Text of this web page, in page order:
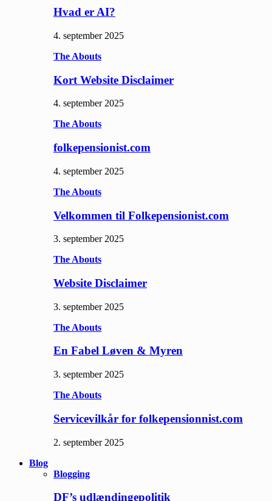
Hvad er AI?
4. september 2025
The Abouts
Kort Website Disclaimer
4. september 2025
The Abouts
folkepensionist.com
4. september 2025
The Abouts
Velkommen til Folkepensionist.com
3. september 2025
The Abouts
Website Disclaimer
3. september 2025
The Abouts
En Fabel Løven & Myren
3. september 2025
The Abouts
Servicevilkår for folkepensionnist.com
2. september 2025
Blog
Blogging
DF’s udlændingepolitik